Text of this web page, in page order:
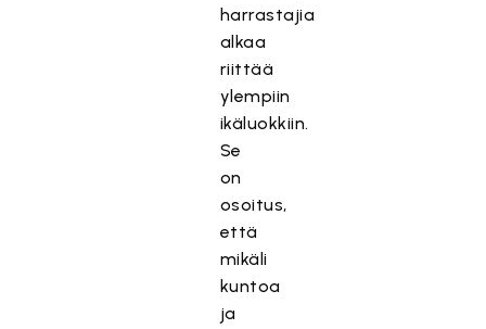
harrastajia
alkaa
riittää
ylempiin
ikäluokkiin.
Se
on
osoitus,
että
mikäli
kuntoa
ja